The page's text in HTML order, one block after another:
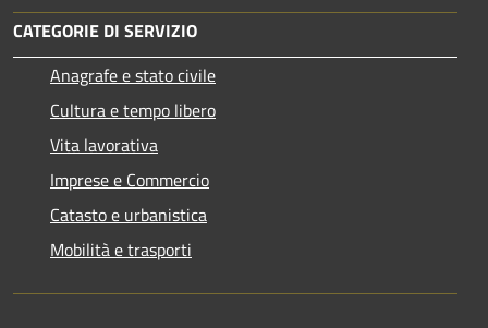
CATEGORIE DI SERVIZIO
Anagrafe e stato civile
Cultura e tempo libero
Vita lavorativa
Imprese e Commercio
Catasto e urbanistica
Mobilità e trasporti